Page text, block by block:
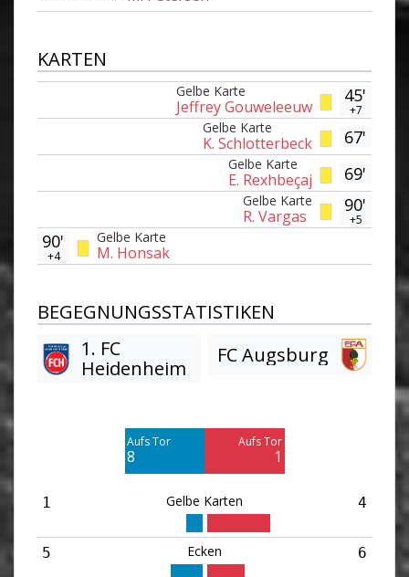
KARTEN
45'
+7
Gelbe Karte
Jeffrey Gouweleeuw
67'
Gelbe Karte
K. Schlotterbeck
69'
Gelbe Karte
E. Rexhbeçaj
90'
+5
Gelbe Karte
R. Vargas
Gelbe Karte
M. Honsak
90'
+4
BEGEGNUNGSSTATISTIKEN
1. FC
Heidenheim
FC Augsburg
Aufs Tor
8
Aufs Tor
1
1 Gelbe Karten 4
5 Ecken 6